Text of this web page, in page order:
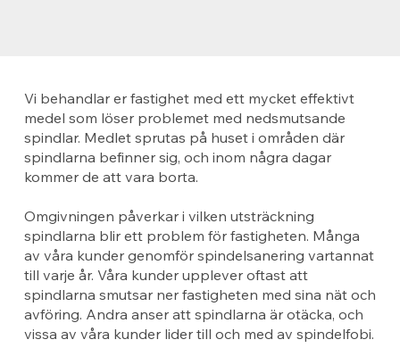
Vi behandlar er fastighet med ett mycket effektivt
medel som löser problemet med nedsmutsande
spindlar. Medlet sprutas på huset i områden där
spindlarna befinner sig, och inom några dagar
kommer de att vara borta.
Omgivningen påverkar i vilken utsträckning
spindlarna blir ett problem för fastigheten. Många
av våra kunder genomför spindelsanering vartannat
till varje år. Våra kunder upplever oftast att
spindlarna smutsar ner fastigheten med sina nät och
avföring. Andra anser att spindlarna är otäcka, och
vissa av våra kunder lider till och med av spindelfobi.